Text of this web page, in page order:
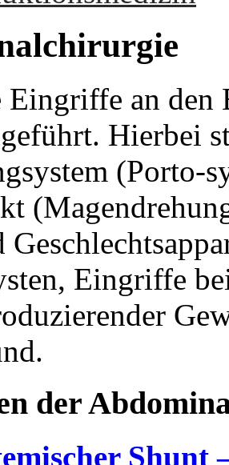
Eingriffe an den
Hierbei
(Porto-
Eingriffe
der
Shunt